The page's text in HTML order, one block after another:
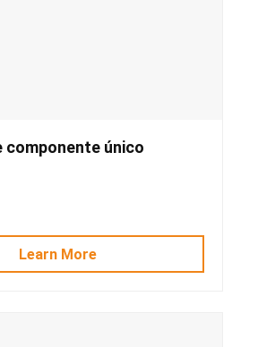
componente único
Learn More